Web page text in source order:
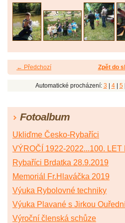
← Předchozí Zpět do
Automatické procházení: 3 4| 5|
Fotoalbum
Ukliďme Česko-Rybaříci
VÝROČÍ 1922-2022...100. LET
Rybaříci Brdatka 28.9.2019
Memoriál Fr.Hlaváčka 2019
Výuka Rybolovné techniky
Výuka Plavané s Jirkou
Výroční členská schůze